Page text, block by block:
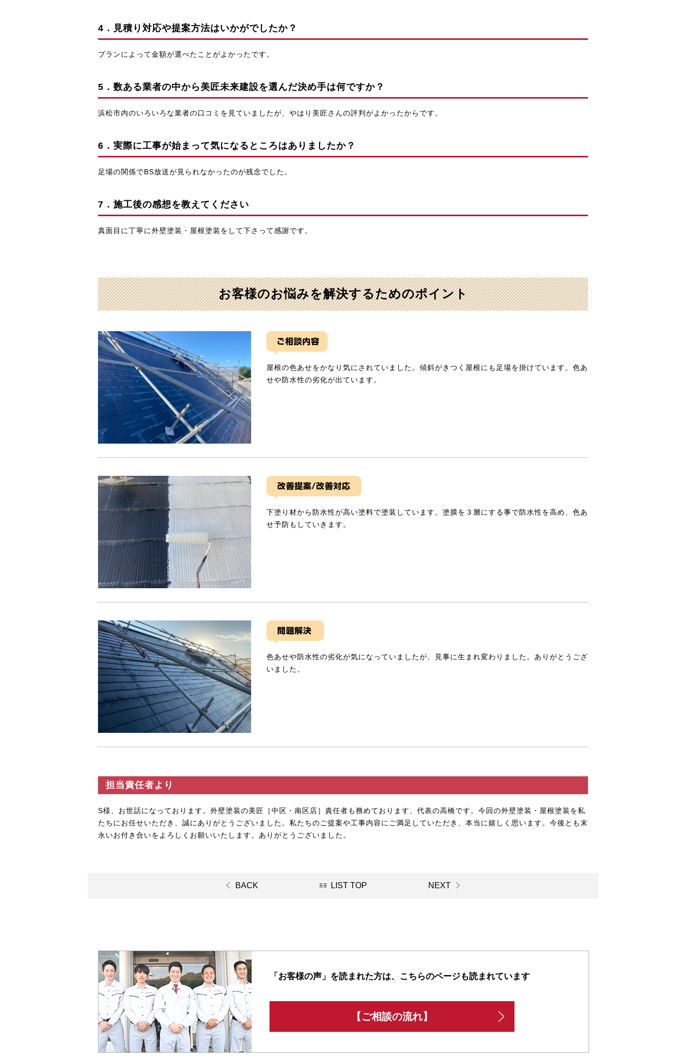
4．見積り対応や提案方法はいかがでしたか？
プランによって金額が選べたことがよかったです。
5．数ある業者の中から美匠未来建設を選んだ決め手は何ですか？
浜松市内のいろいろな業者の口コミを見ていましたが、やはり美匠さんの評判がよかったからです。
6．実際に工事が始まって気になるところはありましたか？
足場の関係でBS放送が見られなかったのが残念でした。
7．施工後の感想を教えてください
真面目に丁寧に外壁塗装・屋根塗装をして下さって感謝です。
お客様のお悩みを解決するためのポイント
屋根の色あせをかなり気にされていました。傾斜がきつく屋根にも足場を掛けています。色あ
せや防水性の劣化が出ています。
下塗り材から防水性が高い塗料で塗装しています。塗膜を３層にする事で防水性を高め、色あ
せ予防もしていきます。
色あせや防水性の劣化が気になっていましたが、見事に生まれ変わりました。ありがとうござ
いました。
担当責任者より
S様、お世話になっております。外壁塗装の美匠 ［中区・南区店］責任者も務めております、代表の高橋です。今回の外壁塗装・屋根塗装を私
たちにお任せいただき、誠にありがとうございました。私たちのご提案や工事内容にご満足していただき、本当に嬉しく思います。今後とも末
永いお付き合いをよろしくお願いいたします。ありがとうございました。
BACK LIST TOP NEXT
「お客様の声」を読まれた方は、 こちらのページも読まれています
【ご相談の流れ】